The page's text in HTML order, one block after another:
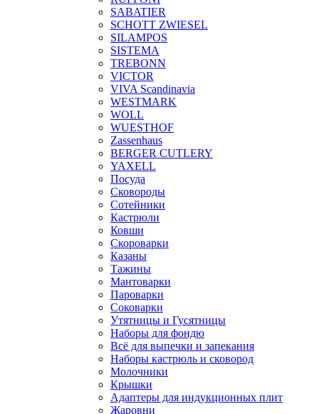
SABATIER
SCHOTT ZWIESEL
SILAMPOS
SISTEMA
TREBONN
VICTOR
VIVA Scandinavia
WESTMARK
WOLL
WUESTHOF
Zassenhaus
BERGER CUTLERY
YAXELL
Посуда
Сковороды
Сотейники
Кастрюли
Ковши
Скороварки
Казаны
Тажины
Мантоварки
Пароварки
Соковарки
Утятницы и Гусятницы
Наборы для фондю
Всё для выпечки и запекания
Наборы кастрюль и сковород
Молочники
Крышки
Адаптеры для индукционных плит
Жаровни